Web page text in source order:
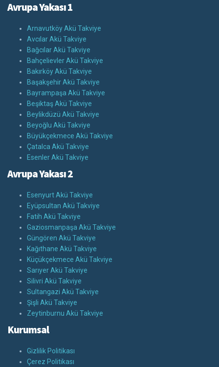
Avrupa Yakası 1
Arnavutköy Akü Takviye
Avcılar Akü Takviye
Bağcılar Akü Takviye
Bahçelievler Akü Takviye
Bakırköy Akü Takviye
Başakşehir Akü Takviye
Bayrampaşa Akü Takviye
Beşiktaş Akü Takviye
Beylikdüzü Akü Takviye
Beyoğlu Akü Takviye
Büyükçekmece Akü Takviye
Çatalca Akü Takviye
Esenler Akü Takviye
Avrupa Yakası 2
Esenyurt Akü Takviye
Eyüpsultan Akü Takviye
Fatih Akü Takviye
Gaziosmanpaşa Akü Takviye
Güngören Akü Takviye
Kağıthane Akü Takviye
Küçükçekmece Akü Takviye
Sarıyer Akü Takviye
Silivri Akü Takviye
Sultangazi Akü Takviye
Şişli Akü Takviye
Zeytinburnu Akü Takviye
Kurumsal
Gizlilik Politikası
Çerez Politikası